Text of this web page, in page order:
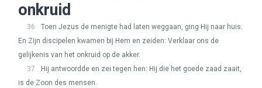
onkruid
36
Toen Jezus de menigte had laten weggaan, ging Hij naar huis.
En Zijn discipelen kwamen bij Hem en zeiden: Verklaar ons de
gelijkenis van het onkruid op de akker.
37
Hij antwoordde en zei tegen hen: Hij die het goede zaad zaait,
is de Zoon des mensen.